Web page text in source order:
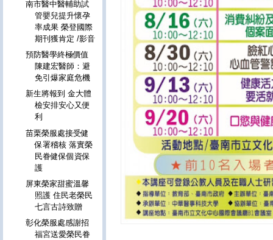
南市醫中醫輔助試
管嬰兒提升懷孕
率成果 榮登國際
期刊獲肯定 /影音
預防醫學終極價值
陳建宏醫師：避
免引爆家庭危機
新生將報到 金大體
檢安排安心又便
利
苗栗榮服處接受健
保署稽核 落實榮
民眷健保個資保
護
屏東榮家甜蜜溫馨
照護 住民老榮民
七言古詩致贈
彰化榮服處感謝招
福宮送愛榮民眷